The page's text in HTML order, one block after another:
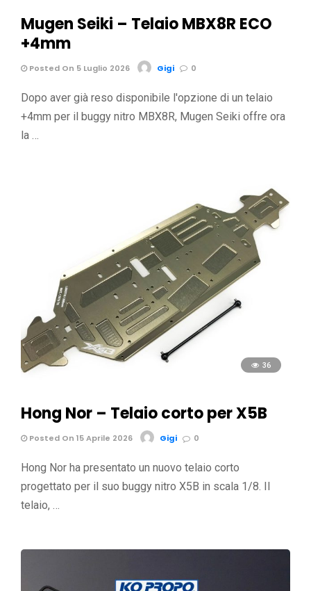
Mugen Seiki – Telaio MBX8R ECO
+4mm
Posted On 5 Luglio 2026 Gigi 0
Dopo aver già reso disponibile l'opzione di un telaio
+4mm per il buggy nitro MBX8R, Mugen Seiki offre ora
la …
36
Hong Nor – Telaio corto per X5B
Posted On 15 Aprile 2026 Gigi 0
Hong Nor ha presentato un nuovo telaio corto
progettato per il suo buggy nitro X5B in scala 1/8. Il
telaio, …